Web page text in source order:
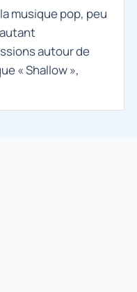
musique pop, peu
autour de
« Shallow »,